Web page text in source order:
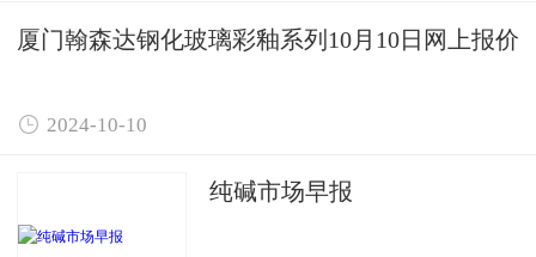
厦门翰森达钢化玻璃彩釉系列10月10日网上报价
 2024-10-10
纯碱市场早报